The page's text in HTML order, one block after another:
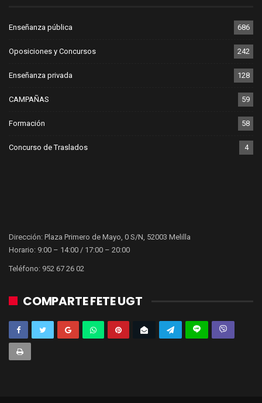
Enseñanza pública 686
Oposiciones y Concursos 242
Enseñanza privada 128
CAMPAÑAS 59
Formación 58
Concurso de Traslados 4
Dirección: Plaza Primero de Mayo, 0 S/N, 52003 Melilla
Horario: 9:00 – 14:00 / 17:00 – 20:00
Teléfono: 952 67 26 02
COMPARTE FETE UGT